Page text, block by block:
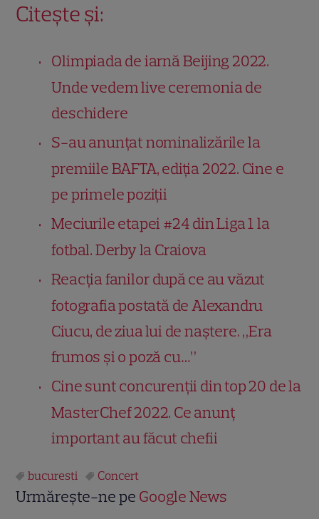
Citește și:
Olimpiada de iarnă Beijing 2022.
Unde vedem live ceremonia de
deschidere
S-au anunțat nominalizările la
premiile BAFTA, ediția 2022. Cine e
pe primele poziții
Meciurile etapei #24 din Liga 1 la
fotbal. Derby la Craiova
Reacția fanilor după ce au văzut
fotografia postată de Alexandru
Ciucu, de ziua lui de naștere. „Era
frumos și o poză cu…”
Cine sunt concurenții din top 20 de la
MasterChef 2022. Ce anunț
important au făcut chefii
bucuresti Concert
Urmărește-ne pe Google News